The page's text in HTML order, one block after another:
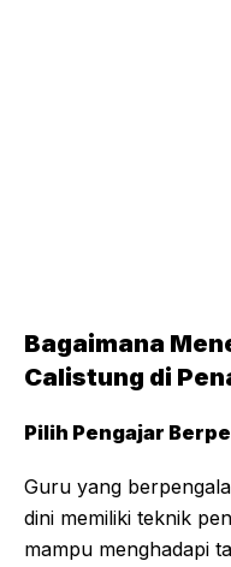
Bagaimana
Calistung di
Pilih Pengajar
Guru yang
dini memiliki teknik
mampu menghadapi